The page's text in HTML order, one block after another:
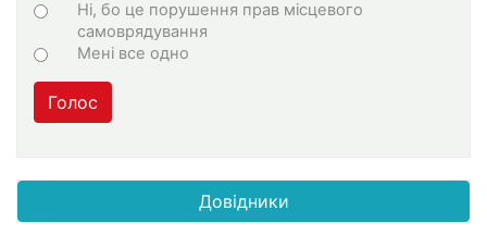
Ні, бо це порушення прав місцевого
самоврядування
Мені все одно
Голос
Довідники